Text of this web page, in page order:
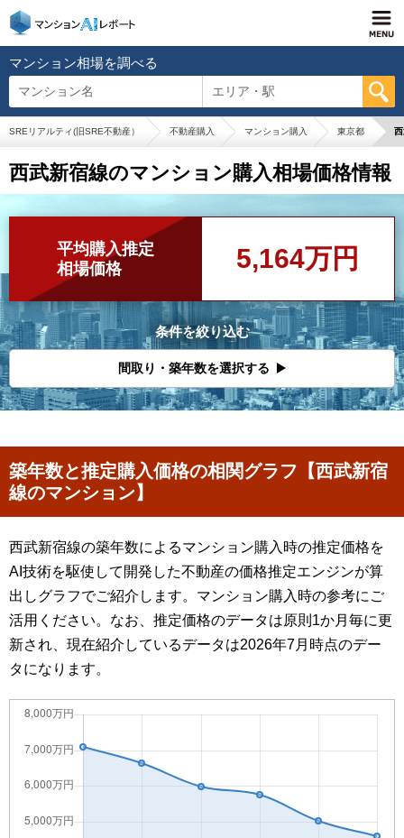
マンション相場を調べる
マンション名 エリア・駅
SREリアルティ(旧SRE不動産） 不動産購入 マンション購入 東京都
西武新宿線のマンション購入相場価格情報
平均購入推定
相場価格
5,164万円
条件を絞り込む
間取り・築年数を選択する
築年数と推定購入価格の相関グラフ【西武新宿
線のマンション】
西武新宿線の築年数によるマンション購入時の推定価格を
AI技術を駆使して開発した不動産の価格推定エンジンが算
出しグラフでご紹介します。マンション購入時の参考にご
活用ください。なお、推定価格のデータは原則1か月毎に更
新され、現在紹介しているデータは2026年7月時点のデー
タになります。